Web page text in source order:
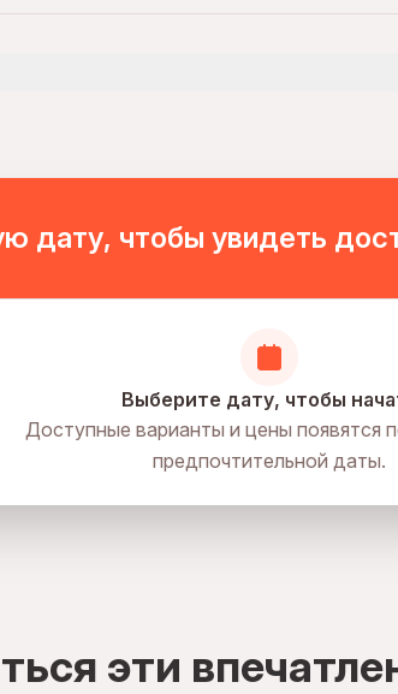
дату, чтобы увидеть
Выберите дату, чтобы
Доступные варианты и цены появятся
предпочтительной даты.
эти